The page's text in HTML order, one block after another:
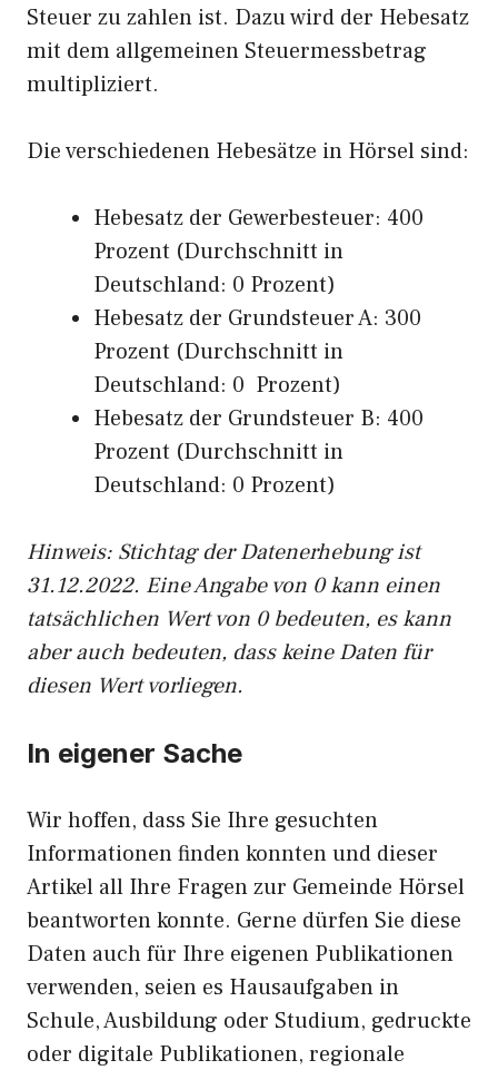
Steuer zu zahlen ist. Dazu wird der Hebesatz
mit dem allgemeinen Steuermessbetrag
multipliziert.
Die verschiedenen Hebesätze in Hörsel sind:
Hebesatz der Gewerbesteuer: 400
Prozent (Durchschnitt in
Deutschland: 0 Prozent)
Hebesatz der Grundsteuer A: 300
Prozent (Durchschnitt in
Deutschland: 0 Prozent)
Hebesatz der Grundsteuer B: 400
Prozent (Durchschnitt in
Deutschland: 0 Prozent)
Hinweis: Stichtag der Datenerhebung ist
31.12.2022. Eine Angabe von 0 kann einen
tatsächlichen Wert von 0 bedeuten, es kann
aber auch bedeuten, dass keine Daten für
diesen Wert vorliegen.
In eigener Sache
Wir hoffen, dass Sie Ihre gesuchten
Informationen finden konnten und dieser
Artikel all Ihre Fragen zur Gemeinde Hörsel
beantworten konnte. Gerne dürfen Sie diese
Daten auch für Ihre eigenen Publikationen
verwenden, seien es Hausaufgaben in
Schule, Ausbildung oder Studium, gedruckte
oder digitale Publikationen, regionale